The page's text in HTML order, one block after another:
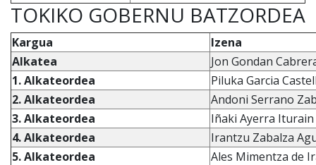
TOKIKO GOBERNU BATZORDEA
Kargua
Izena
Alkatea
Jon Gondan
1. Alkateordea
Piluka Garcia
2. Alkateordea
Andoni Serrano
3. Alkateordea
Iñaki Ayerra Iturain
4. Alkateordea
Irantzu Zabalza
5. Alkateordea
Ales Mimentza de